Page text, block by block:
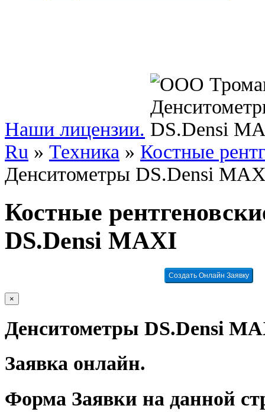
Наши лицензии.
Ru » Техника » Костные
Денситометры DS.Densi
Костные
DS.Densi MAXI
Создать Онлайн Заявку
×
Денситометры DS.Densi
Заявка онлайн.
Форма Заявки на данной